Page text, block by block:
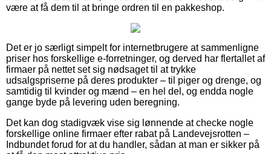
være at få dem til at bringe ordren til en pakkeshop.
Det er jo særligt simpelt for internetbrugere at sammenligne
priser hos forskellige e-forretninger, og derved har flertallet af
firmaer på nettet set sig nødsaget til at trykke
udsalgspriserne på deres produkter – til piger og drenge, og
samtidig til kvinder og mænd – en hel del, og endda nogle
gange byde på levering uden beregning.
Det kan dog stadigvæk vise sig lønnende at checke nogle
forskellige online firmaer efter rabat på Landevejsrotten –
Indbundet forud for at du handler, sådan at man er sikker på